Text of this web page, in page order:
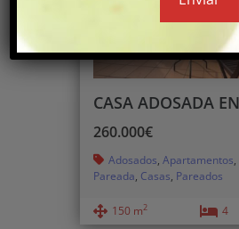
260.000€
Adosados, Apartamentos,
Pareada, Casas, Pareados
150 m2 4